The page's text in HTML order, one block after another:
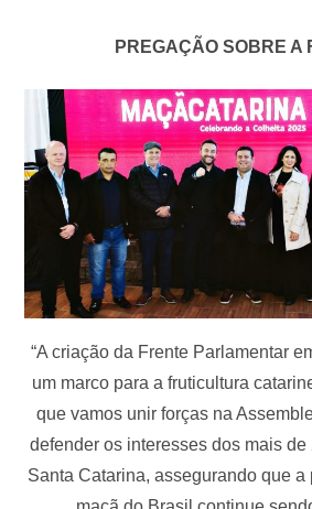
PREGAÇÃO SOBRE A
“A criação da Frente Parlamentar
um marco para a fruticultura
que vamos unir forças na
defender os interesses dos mais
Santa Catarina, assegurando que